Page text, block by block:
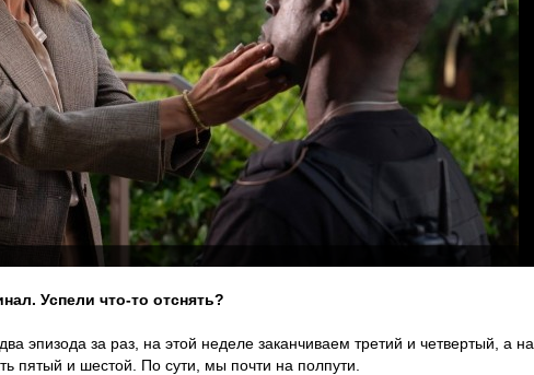
Успели что-то отснять?
эпизода за раз, на этой неделе заканчиваем третий и четвертый, а на
пятый и шестой. По сути, мы почти на полпути.